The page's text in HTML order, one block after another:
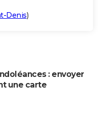
Denis)
: envoyer
une carte